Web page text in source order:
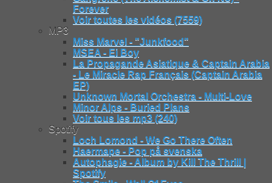
Forever
Voir toutes les vidéos (7559)
MP3
Miss Marvel - "Junkfood"
MSEA - Ei Boy
La Propagande Asiatique & Captain Arabia
- Le Miracle Rap Français (Captain Arabia
EP)
Unknown Mortal Orchestra - Multi-Love
Minor Alps - Buried Plans
Voir tous les mp3 (240)
Spotify
Loch Lomond - We Go There Often
Haermape - Pop på svenska
Autophagie - Album by Kill The Thrill |
Spotify